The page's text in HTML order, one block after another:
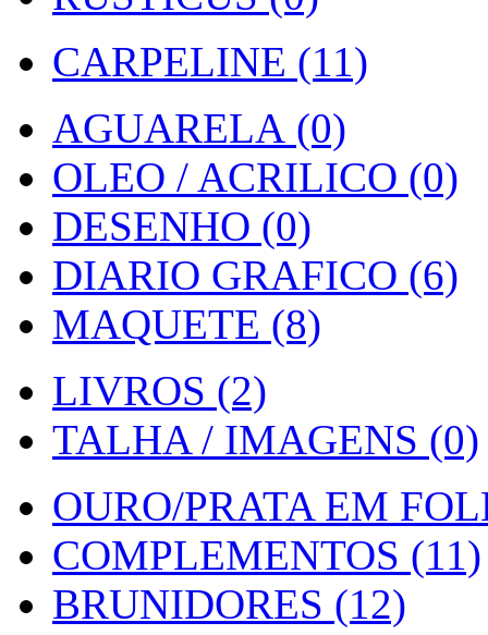
CARPELINE (11)
AGUARELA (0)
OLEO / ACRILICO (0)
DESENHO (0)
DIARIO GRAFICO (6)
MAQUETE (8)
LIVROS (2)
TALHA / IMAGENS (0)
OURO/PRATA EM
COMPLEMENTOS (11)
BRUNIDORES (12)